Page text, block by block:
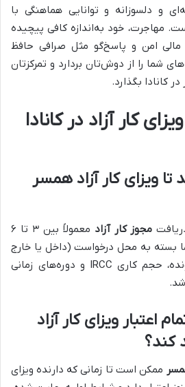
و دلسوزانه و توانایی هماهنگی با
مهاجرت، خود به‌اندازه کافی پیچیده
امن و پاسخ‌گو مثل صرافی حافظ
شما را از دوش‌تان بردارد و تمرکزتان
کانادا بگذارد.
کار آزاد در کانادا
ویزای کار آزاد همسر
مجوز کار آزاد
معمولاً بین ۳ تا ۶
بسته به محل درخواست (داخل یا خارج
از کانادا)، کامل بودن پرونده، حجم کاری IRCC و دوره‌های زمانی
اعتبار ویزای کار آزاد
کند؟
ممکن است تا زمانی که دارنده ویزای